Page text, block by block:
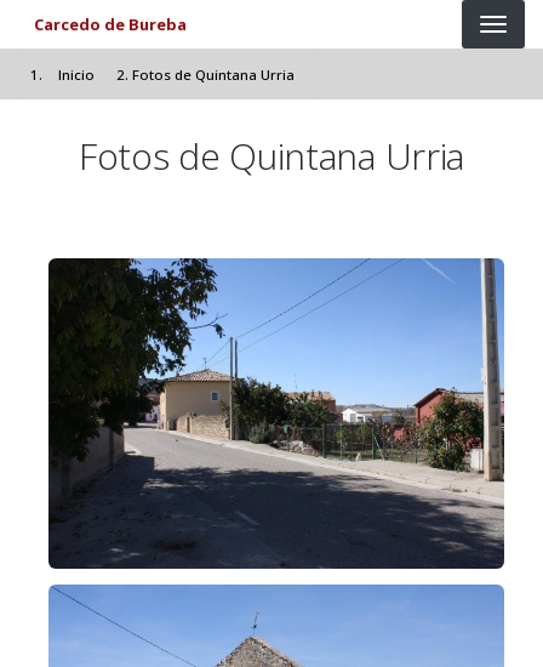
Pasar al contenido principal
Carcedo de Bureba
Inicio Fotos de Quintana Urria
Fotos de Quintana Urria